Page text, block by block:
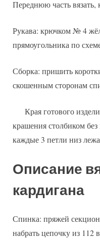
Переднюю часть вязать,
Рукава: крючком № 4
прямоугольника по
Сборка: пришить
скошенным сторонам
Края готового
крашения столбиком без
каждые 3 петли низ
Описание
кардигана
Спинка: пряжей
набрать цепочку из 112